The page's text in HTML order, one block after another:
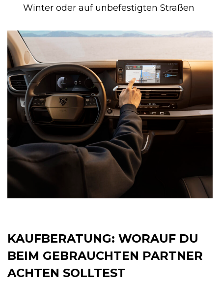
Winter oder auf unbefestigten Straßen
KAUFBERATUNG: WORAUF DU
BEIM GEBRAUCHTEN PARTNER
ACHTEN SOLLTEST